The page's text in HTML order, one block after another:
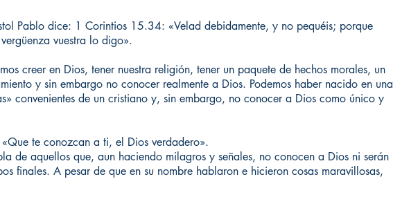
Pablo dice: 1 Corintios 15.34: «Velad debidamente, y no pequéis; porque
vuestra lo digo».
creer en Dios, tener nuestra religión, tener un paquete de hechos morales, un
y sin embargo no conocer realmente a Dios. Podemos haber nacido en una
convenientes de un cristiano y, sin embargo, no conocer a Dios como único y
te conozcan a ti, el Dios verdadero».
de aquellos que, aun haciendo milagros y señales, no conocen a Dios ni serán
finales. A pesar de que en su nombre hablaron e hicieron cosas maravillosas,